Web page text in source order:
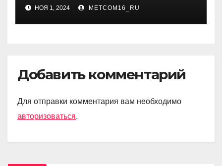
НОЯ 1, 2024 METCOM16_RU
Добавить комментарий
Для отправки комментария вам необходимо
авторизоваться.